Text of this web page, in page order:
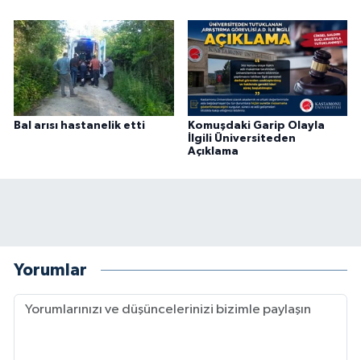
Bal arısı hastanelik etti
Komuşdaki Garip Olayla
İlgili Üniversiteden
Açıklama
Yorumlar